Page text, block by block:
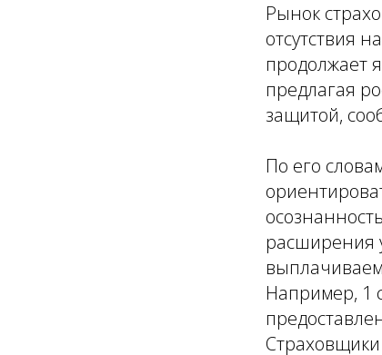
Рынок
отсутствия
продолжает
предлагая
защитой,
По его
расширения
Например, 1